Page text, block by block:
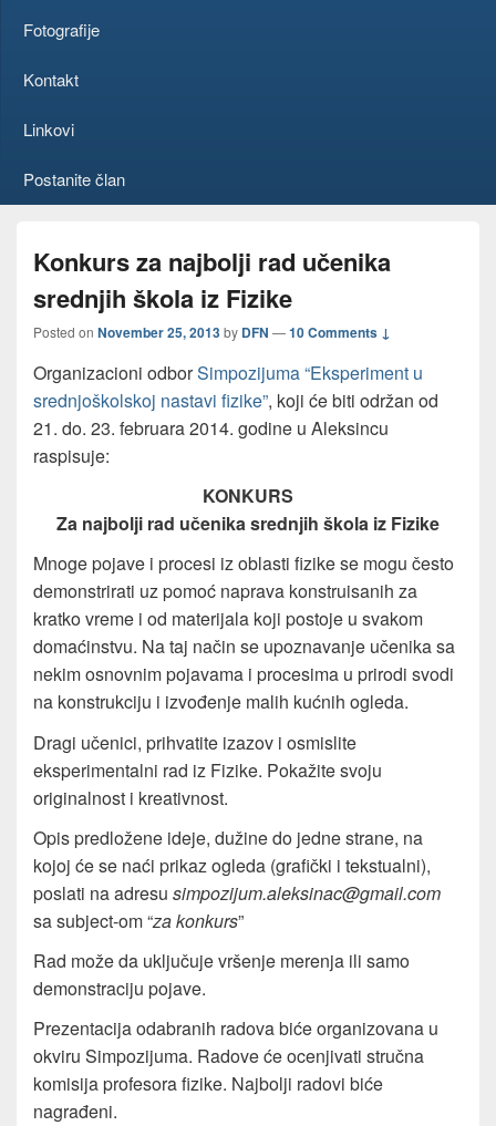
Fotografije
Kontakt
Linkovi
Postanite član
Konkurs za najbolji rad učenika
srednjih škola iz Fizike
Posted on November 25, 2013by DFN —10 Comments ↓
Organizacioni odborSimpozijuma “Eksperiment u
srednjoškolskoj nastavi fizike”, koji će biti održan od
21. do. 23. februara 2014. godine u Aleksincu
raspisuje:
KONKURS
Za najbolji rad učenika srednjih škola iz Fizike
Mnoge pojave i procesi iz oblasti fizike se mogu često
demonstrirati uz pomoć naprava konstruisanih za
kratko vreme i od materijala koji postoje u svakom
domaćinstvu. Na taj način se upoznavanje učenika sa
nekim osnovnim pojavama i procesima u prirodi svodi
na konstrukciju i izvođenje malih kućnih ogleda.
Dragi učenici, prihvatite izazov i osmislite
eksperimentalni rad iz Fizike. Pokažite svoju
originalnost i kreativnost.
Opis predložene ideje, dužine do jedne strane, na
kojoj će se naći prikaz ogleda (grafički i tekstualni),
poslati na adresu simpozijum.aleksinac@gmail.com
sa subject-om “za konkurs”
Rad može da uključuje vršenje merenja ili samo
demonstraciju pojave.
Prezentacija odabranih radova biće organizovana u
okviru Simpozijuma. Radove će ocenjivati stručna
komisija profesora fizike. Najbolji radovi biće
nagrađeni.